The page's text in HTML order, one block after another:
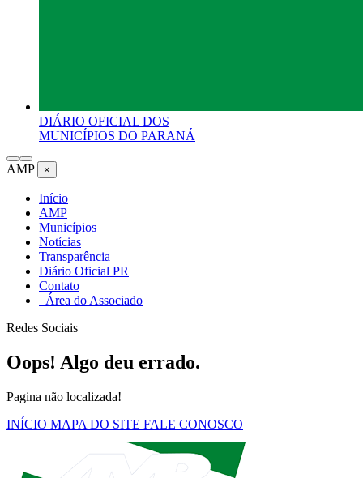
DIÁRIO OFICIAL DOS
MUNICÍPIOS DO PARANÁ
AMP ×
Início
AMP
Municípios
Notícias
Transparência
Diário Oficial PR
Contato
Área do Associado
Redes Sociais
Oops! Algo deu errado.
Pagina não localizada!
INÍCIO MAPA DO SITE FALE CONOSCO